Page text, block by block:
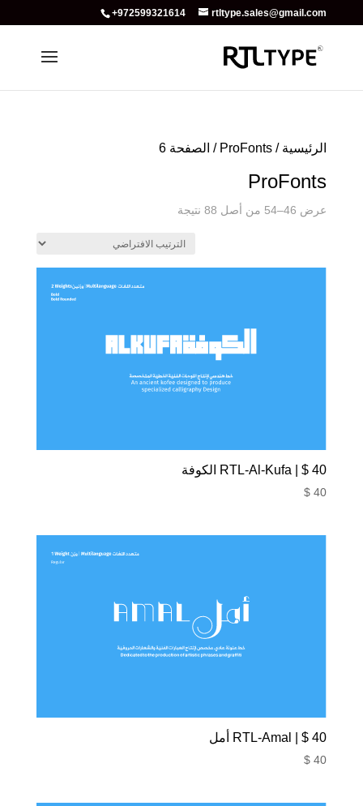
+972599321614 rtltype.sales@gmail.com
الرئيسية /
ProFonts / الصفحة 6
ProFonts
عرض 46–54 من أصل 88 نتيجة
40 $ | RTL-Al-Kufa الكوفة
$ 40
40 $ | RTL-Amal أمل
$ 40